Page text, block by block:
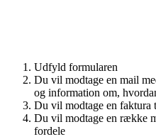
Udfyld formularen
Du vil modtage en mail
og information om,
Du vil modtage en faktura
Du vil modtage en række
fordele